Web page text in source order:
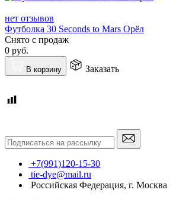
нет отзывов
Футболка 30 Seconds to Mars Орёл
Снято с продаж
0 руб.
В корзину Заказать
+7(991)120-15-30
tie-dye@mail.ru
Российская Федерация, г. Москва